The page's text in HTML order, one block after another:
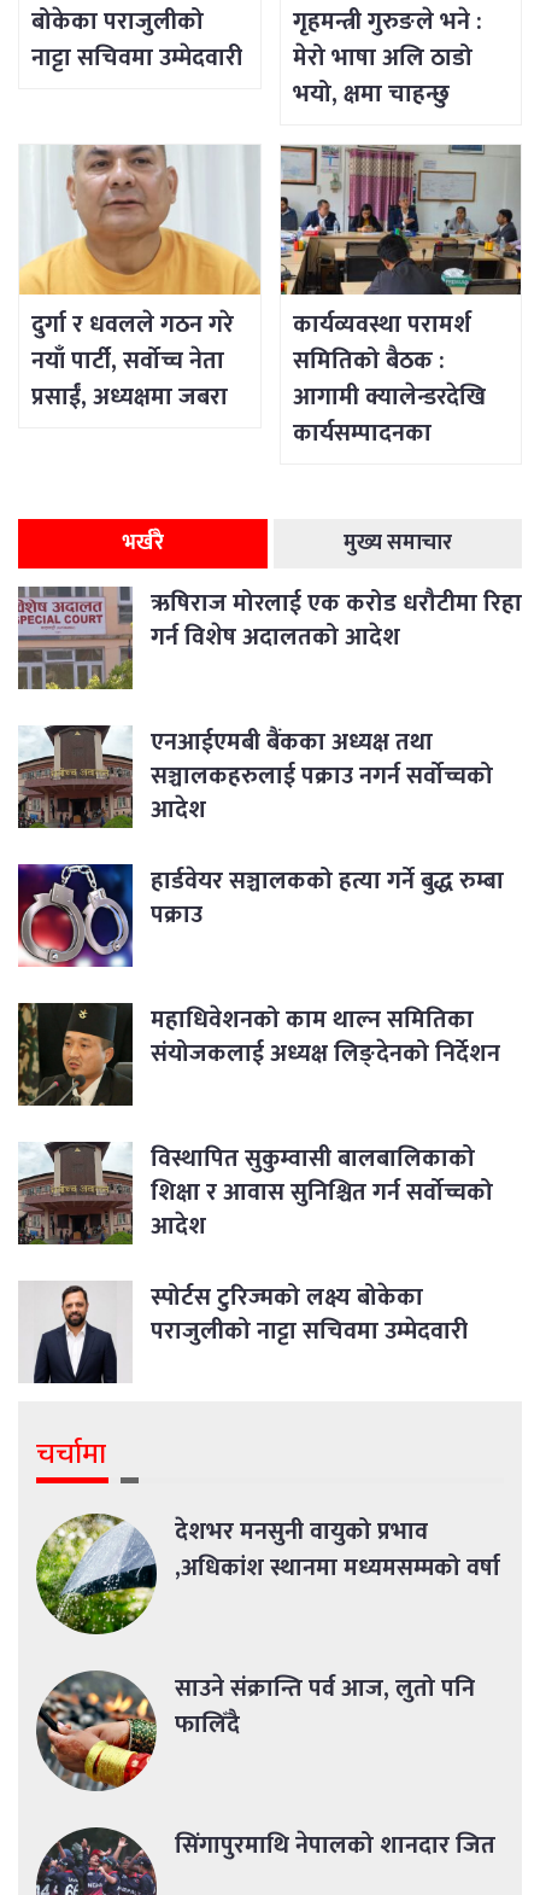
बोकेका पराजुलीको
नाट्टा सचिवमा उम्मेदवारी
गृहमन्त्री गुरुङले भने :
मेरो भाषा अलि ठाडो
भयो, क्षमा चाहन्छु
दुर्गा र धवलले गठन गरे
नयाँ पार्टी, सर्वोच्च नेता
प्रसाईं, अध्यक्षमा जबरा
कार्यव्यवस्था परामर्श
समितिको बैठक :
आगामी क्यालेन्डरदेखि
कार्यसम्पादनका
भर्खरै मुख्य समाचार
ऋषिराज मोरलाई एक करोड धरौटीमा रिहा
गर्न विशेष अदालतको आदेश
एनआईएमबी बैंकका अध्यक्ष तथा
सञ्चालकहरुलाई पक्राउ नगर्न सर्वोच्चको
आदेश
हार्डवेयर सञ्चालकको हत्या गर्ने बुद्ध रुम्बा
पक्राउ
महाधिवेशनको काम थाल्न समितिका
संयोजकलाई अध्यक्ष लिङ्देनको निर्देशन
विस्थापित सुकुम्वासी बालबालिकाको
शिक्षा र आवास सुनिश्चित गर्न सर्वोच्चको
आदेश
स्पोर्टस टुरिज्मको लक्ष्य बोकेका
पराजुलीको नाट्टा सचिवमा उम्मेदवारी
चर्चामा
देशभर मनसुनी वायुको प्रभाव
,अधिकांश स्थानमा मध्यमसम्मको वर्षा
साउने संक्रान्ति पर्व आज, लुतो पनि
फालिँदै
सिंगापुरमाथि नेपालको शानदार जित